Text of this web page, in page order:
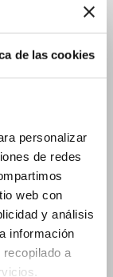
de las cookies
personalizar
de redes
web con
y análisis
información
a
plata